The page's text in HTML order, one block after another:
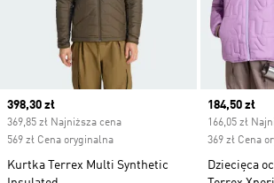
Current price
398,30 zł
369,85 zł Najniższa cena
569 zł Cena oryginalna
Kurtka Terrex Multi Synthetic
Current
184,50 zł
166,05 zł
369 zł Cena
Dziecięca